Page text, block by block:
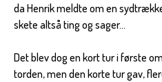
da Henrik meldte om en
skete altså ting og sager...
Det blev dog en kort tur i første
torden, men den korte tur gav,